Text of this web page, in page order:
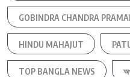
GOBINDRA CHANDRA
HINDU MAHAJUT
TOP BANGLA NEWS